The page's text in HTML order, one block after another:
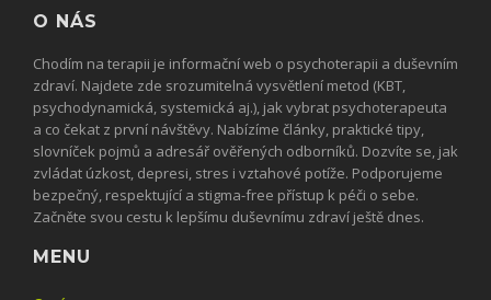
O NÁS
Chodím na terapii je informační web o psychoterapii a duševním
zdraví. Najdete zde srozumitelná vysvětlení metod (KBT,
psychodynamická, systemická aj.), jak vybrat psychoterapeuta
a co čekat z první návštěvy. Nabízíme články, praktické tipy,
slovníček pojmů a adresář ověřených odborníků. Dozvíte se, jak
zvládat úzkost, depresi, stres i vztahové potíže. Podporujeme
bezpečný, respektující a stigma-free přístup k péči o sebe.
Začněte svou cestu k lepšímu duševnímu zdraví ještě dnes.
MENU